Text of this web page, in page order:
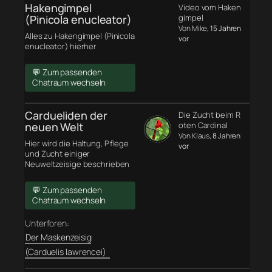
Hakengimpel
(Pinicola enucleator)
Alles zu Hakengimpel (Pinicola
enucleator) hierher
💬 Zum passenden
Chatraum wechseln
Video vom Haken
gimpel
Von Mike, 15 Jahren
vor
Cardueliden der
neuen Welt
Hier wird die Haltung, Pflege
und Zucht einiger
Neuweltzeisige beschrieben
💬 Zum passenden
Chatraum wechseln
Unterforen:
Der Maskenzeisig
(Carduelis lawrencei)
Die Zucht beim R
oten Cardinal
Von Klaus, 8 Jahren
vor